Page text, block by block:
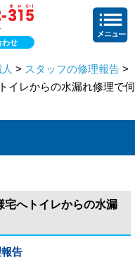
わせ
> スタッフの修理報告 >
イレからの水漏れ修理で伺
宅へトイレからの水漏
告